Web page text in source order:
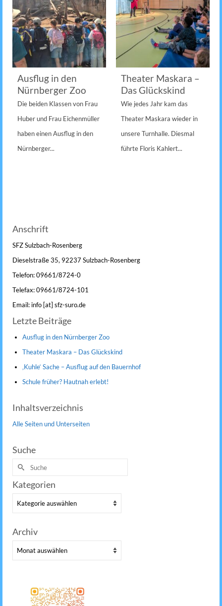
Ausflug in den
Nürnberger Zoo
Die beiden Klassen von Frau
Huber und Frau Eichenmüller
haben einen Ausflug in den
Nürnberger...
Theater Maskara –
Das Glückskind
Wie jedes Jahr kam das
Theater Maskara wieder in
unsere Turnhalle. Diesmal
führte Floris Kahlert...
Anschrift
SFZ Sulzbach-Rosenberg
Dieselstraße 35, 92237 Sulzbach-Rosenberg
Telefon: 09661/8724-0
Telefax: 09661/8724-101
Email: info [at] sfz-suro.de
Letzte Beiträge
Ausflug in den Nürnberger Zoo
Theater Maskara – Das Glückskind
‚Kuhle‘ Sache – Ausflug auf den Bauernhof
Schule früher? Hautnah erlebt!
Inhaltsverzeichnis
Alle Seiten und Unterseiten
Suche
Suche
nach:
Kategorien
Kategorien
Archiv
Archiv